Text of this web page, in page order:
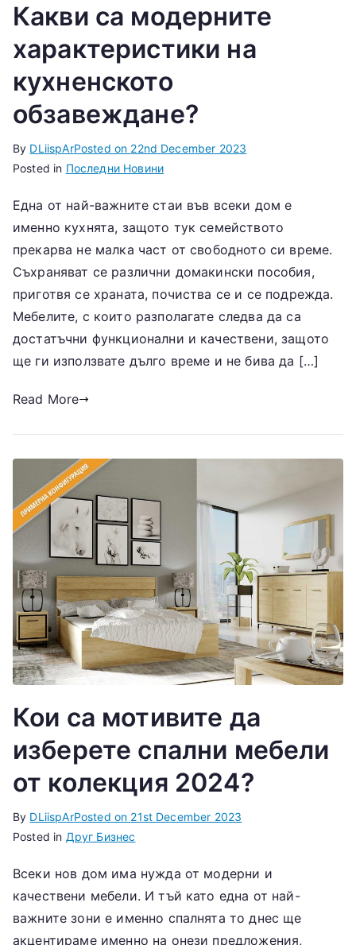
Какви са модерните
характеристики на
кухненското
обзавеждане?
By DLiispArPosted on 22nd December 2023
Posted in Последни Новини
Една от най-важните стаи във всеки дом е
именно кухнята, защото тук семейството
прекарва не малка част от свободното си време.
Съхраняват се различни домакински пособия,
приготвя се храната, почиства се и се подрежда.
Мебелите, с които разполагате следва да са
достатъчни функционални и качествени, защото
ще ги използвате дълго време и не бива да […]
Read More
Кои са мотивите да
изберете спални мебели
от колекция 2024?
By DLiispArPosted on 21st December 2023
Posted in Друг Бизнес
Всеки нов дом има нужда от модерни и
качествени мебели. И тъй като една от най-
важните зони е именно спалнята то днес ще
акцентираме именно на онези предложения,